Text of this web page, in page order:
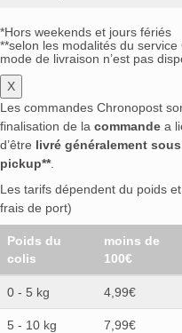
*Hors weekends et jours fériés
**selon les modalités du
mode de livraison n’est pas
X
Les commandes Chronopost
finalisation de la commande a
d’être livré généralement
pickup**.
Les tarifs dépendent du poids
frais de port)
Poids du
colis
moins de
100€
0 - 5 kg 4,99€
5 - 10 kg 7,99€